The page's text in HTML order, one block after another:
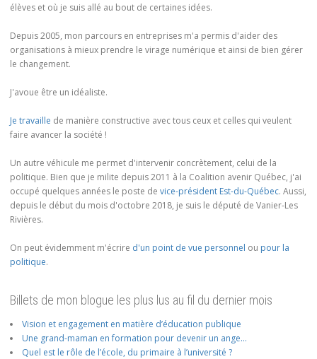
élèves et où je suis allé au bout de certaines idées.
Depuis 2005, mon parcours en entreprises m'a permis d'aider des
organisations à mieux prendre le virage numérique et ainsi de bien gérer
le changement.
J'avoue être un idéaliste.
Je travaille de manière constructive avec tous ceux et celles qui veulent
faire avancer la société !
Un autre véhicule me permet d'intervenir concrètement, celui de la
politique. Bien que je milite depuis 2011 à la Coalition avenir Québec, j'ai
occupé quelques années le poste de vice-président Est-du-Québec. Aussi,
depuis le début du mois d'octobre 2018, je suis le député de Vanier-Les
Rivières.
On peut évidemment m'écrire d'un point de vue personnel ou pour la
politique.
Billets de mon blogue les plus lus au fil du dernier mois
Vision et engagement en matière d’éducation publique
Une grand-maman en formation pour devenir un ange…
Quel est le rôle de l’école, du primaire à l’université ?